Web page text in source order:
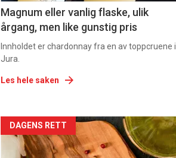
Magnum eller vanlig flaske, ulik
årgang, men like gunstig pris
Innholdet er chardonnay fra en av toppcruene i
Jura.
Les hele saken
Forsiden
akkurat
DAGENS RETT